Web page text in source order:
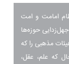
امامت و امت
حوزه‌ها
مذهبی را که
که علم، عقل،